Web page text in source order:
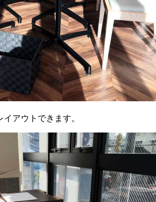
アウトできます。